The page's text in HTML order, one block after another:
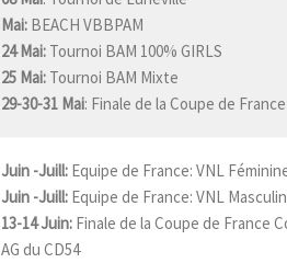
Mai:BEACH VBBPAM
24 Mai: Tournoi BAM 100% GIRLS
25 Mai:Tournoi BAM Mixte
29-30-31 Mai: Finale de la Coupe de
Juin -Juill:Equipe de France: VNL
Juin -Juill:Equipe de France: VNL
13-14 Juin:Finale de la Coupe de France
AG du CD54